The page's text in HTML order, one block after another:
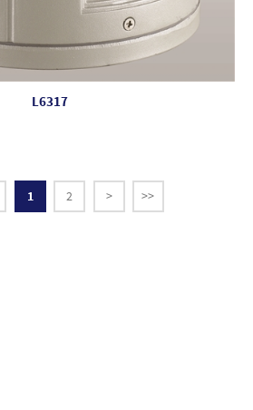
L6317
1 2 > >>